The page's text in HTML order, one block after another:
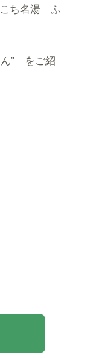
ち名湯 ふ
ん” をご紹